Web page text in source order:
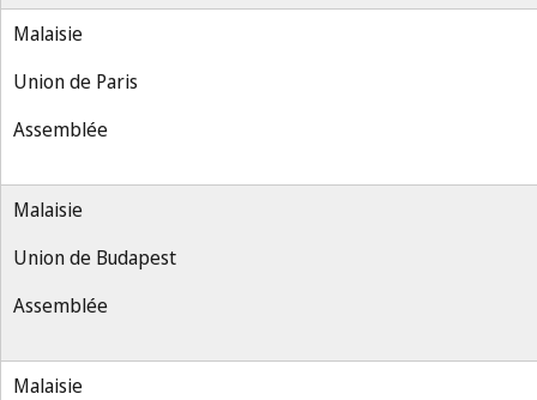
Malaisie
Union de Paris
Assemblée
Malaisie
Union de Budapest
Assemblée
Malaisie